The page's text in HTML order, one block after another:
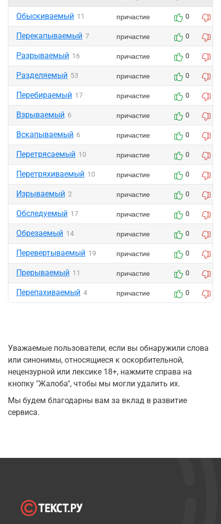
Обыскиваемый 11 причастие 0
Перекапываемый 7 причастие 0
Разрываемый 16 причастие 0
Разделяемый 53 причастие 0
Перебираемый 17 причастие 0
Взрываемый 6 причастие 0
Вскапываемый 6 причастие 0
Перетрясаемый 10 причастие 0
Перетряхиваемый 10 причастие 0
Изрываемый 2 причастие 0
Обследуемый 17 причастие 0
Обрезаемый 14 причастие 0
Перевертываемый 19 причастие 0
Прерываемый 11 причастие 0
Перепахиваемый 4 причастие 0
Уважаемые пользователи, если вы обнаружили слова
или синонимы, относящиеся к оскорбительной,
нецензурной или лексике 18+, нажмите справа на
кнопку "Жалоба", чтобы мы могли удалить их.
Мы будем благодарны вам за вклад в развитие
сервиса.